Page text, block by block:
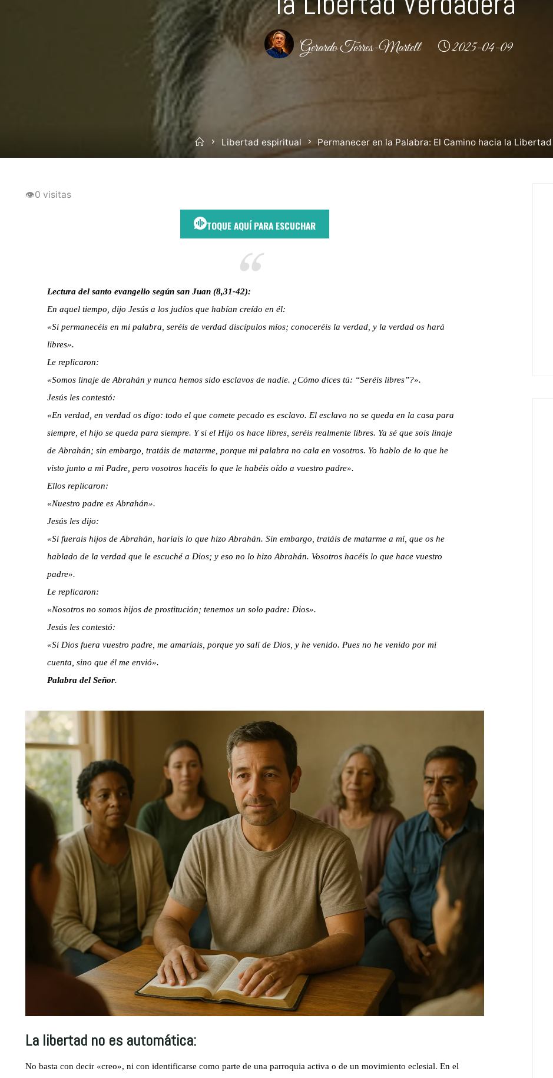
Gerardo Torres-Martell 2025-04-09
InicioLibertad espiritual Permanecer en la Palabra: El Camino hacia la
👁0 visitas
TOQUE AQUÍ PARA ESCUCHAR
Lectura del santo evangelio según san Juan (8,31-42):
En aquel tiempo, dijo Jesús a los judíos que habían creído en él:
«Si permanecéis en mi palabra, seréis de verdad discípulos míos; conoceréis la verdad, y la verdad os hará
libres».
Le replicaron:
«Somos linaje de Abrahán y nunca hemos sido esclavos de nadie. ¿Cómo dices tú: “Seréis libres”?».
Jesús les contestó:
«En verdad, en verdad os digo: todo el que comete pecado es esclavo. El esclavo no se queda en la casa para
siempre, el hijo se queda para siempre. Y si el Hijo os hace libres, seréis realmente libres. Ya sé que sois linaje
de Abrahán; sin embargo, tratáis de matarme, porque mi palabra no cala en vosotros. Yo hablo de lo que he
visto junto a mi Padre, pero vosotros hacéis lo que le habéis oído a vuestro padre».
Ellos replicaron:
«Nuestro padre es Abrahán».
Jesús les dijo:
«Si fuerais hijos de Abrahán, haríais lo que hizo Abrahán. Sin embargo, tratáis de matarme a mí, que os he
hablado de la verdad que le escuché a Dios; y eso no lo hizo Abrahán. Vosotros hacéis lo que hace vuestro
padre».
Le replicaron:
«Nosotros no somos hijos de prostitución; tenemos un solo padre: Dios».
Jesús les contestó:
«Si Dios fuera vuestro padre, me amaríais, porque yo salí de Dios, y he venido. Pues no he venido por mi
cuenta, sino que él me envió».
Palabra del Señor.
La libertad no es automática:
No basta con decir «creo», ni con identificarse como parte de una parroquia activa o de un movimiento eclesial. En el